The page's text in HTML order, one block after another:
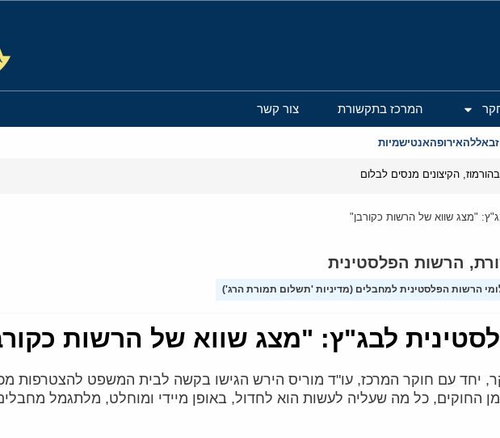
המרכז בתקשורת צור קשר
אירופהאנטישמיות
הקיצונים מנסים לבלום
"מצג שווא של הרשות כקורבן"
, הרשות הפלסטינית
הרשות הפלסטינית למחבלים (מדיניות 'תשלום תמורת הרג')
לבג"ץ: "מצג שווא של הרשות
יחד עם חוקר המרכז, עו"ד מוריס הירש הגישו בקשה לבית המשפט להצטרפות
מן החוקים, כל מה שעליה לעשות הוא לחדול, באופן מיידי ומוחלט, מלתגמל